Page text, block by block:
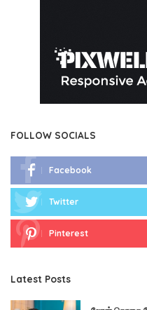
FOLLOW SOCIALS
Facebook
Twitter
Pinterest
Latest Posts